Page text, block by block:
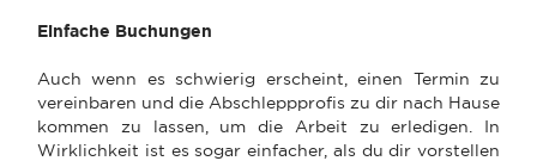
Einfache Buchungen
Auch wenn es schwierig erscheint, einen Termin zu
vereinbaren und die Abschleppprofis zu dir nach Hause
kommen zu lassen, um die Arbeit zu erledigen. In
Wirklichkeit ist es sogar einfacher, als du dir vorstellen